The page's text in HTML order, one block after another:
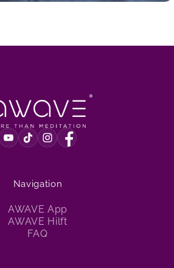
Navigation
AWAVE App
AWAVE Hilft
FAQ